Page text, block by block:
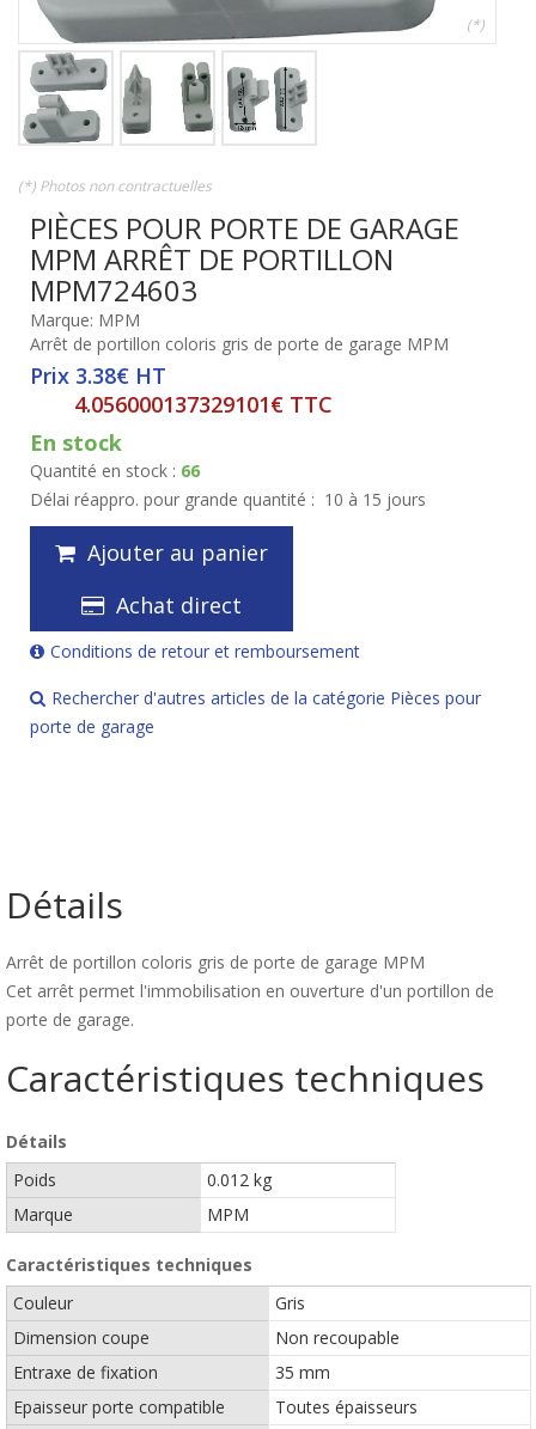
(*)
(*) Photos non contractuelles
PIÈCES POUR PORTE DE GARAGE
MPM ARRÊT DE PORTILLON
MPM724603
Marque: MPM
Arrêt de portillon coloris gris de porte de garage MPM
Prix 3.38€ HT
4.056000137329101€ TTC
En stock
Quantité en stock : 66
Délai réappro. pour grande quantité : 10 à 15 jours
Ajouter au panier
Achat direct
Conditions de retour et remboursement
Rechercher d'autres articles de la catégorie Pièces pour
porte de garage
Détails
Arrêt de portillon coloris gris de porte de garage MPM
Cet arrêt permet l'immobilisation en ouverture d'un portillon de
porte de garage.
Caractéristiques techniques
Détails
Poids
0.012 kg
Marque
MPM
Caractéristiques techniques
Couleur
Gris
Dimension coupe
Non recoupable
Entraxe de fixation
35 mm
Epaisseur porte compatible
Toutes épaisseurs